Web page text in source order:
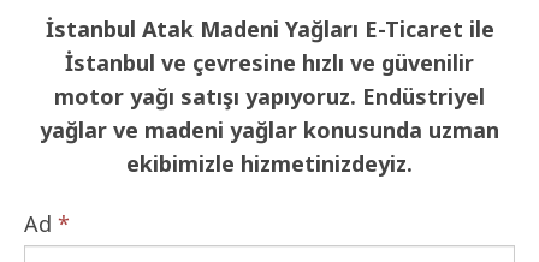
İstanbul Atak Madeni Yağları E-Ticaret ile
İstanbul ve çevresine hızlı ve güvenilir
motor yağı satışı yapıyoruz. Endüstriyel
yağlar ve madeni yağlar konusunda uzman
ekibimizle hizmetinizdeyiz.
Ad *